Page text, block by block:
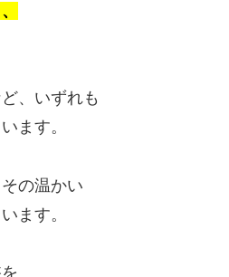
、いずれも
ます。
の温かい
ます。